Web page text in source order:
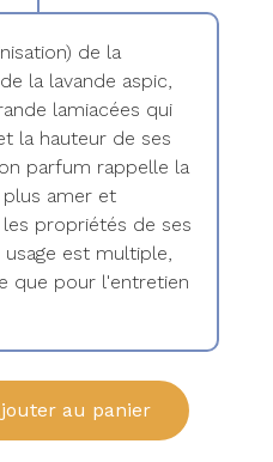
de la
la lavande aspic,
lamiacées qui
la hauteur de ses
parfum rappelle la
amer et
propriétés de ses
est multiple,
que pour l'entretien
au panier